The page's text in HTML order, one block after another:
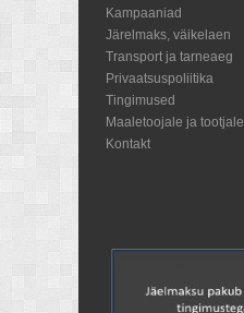
Kampaaniad
Järelmaks, väikelaen
Transport ja tarneaeg
Privaatsuspoliitika
Tingimused
Maaletoojale ja tootjale
Kontakt